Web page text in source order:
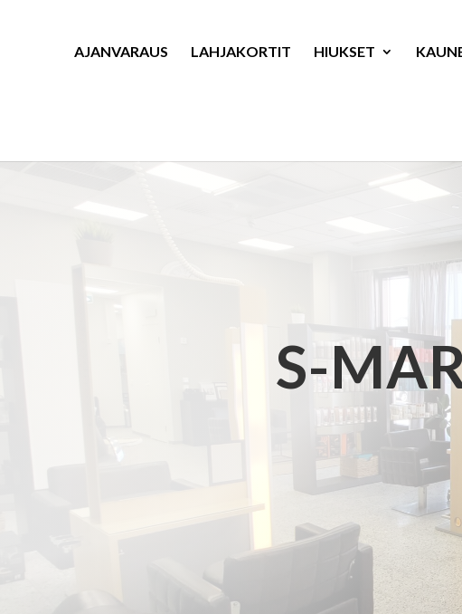
AJANVARAUS LAHJAKORTIT HIUKSET
S-